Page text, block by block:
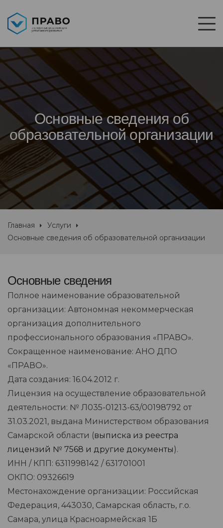
Основные сведения об
образовательной организации
Главная
Услуги
Основные сведения об образовательной организации
Основные сведения
Полное наименование образовательной
организации: Автономная некоммерческая
организация дополнительного
профессионального образования «ПРАВО».
Сокращенное наименование: АНО ДПО
«ПРАВО».
Дата создания: 16.04.2012 г.
Лицензия на осуществление образовательной
деятельности: № Л035-01213-63/00198792 от
31.03.2021, выдана Министерством образования
Самарской области (выписка из реестра
лицензий № 7568 и другие документы).
ИНН / КПП: 6311998142 / 631701001
ОКПО: 09326619
Местонахождение организации: Российская
Федерация, 443030, Самарская область, г.о.
Самара, улица Красноармейская 1Б